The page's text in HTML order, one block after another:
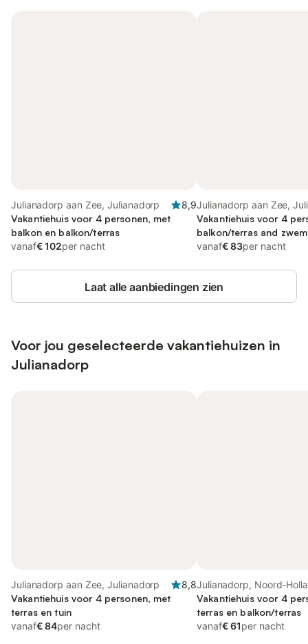
Julianadorp aan Zee, Julianadorp
8,9
Vakantiehuis voor 4 personen, met
balkon en balkon/terras
vanaf€ 102per nacht
Julianadorp aan Zee,
Vakantiehuis voor 4
balkon/terras and
terras
vanaf€ 83per nacht
Laat alle aanbiedingen zien
Voor jou geselecteerde vakantiehuizen in
Julianadorp
Julianadorp aan Zee, Julianadorp
8,8
Vakantiehuis voor 4 personen, met
terras en tuin
vanaf€ 84per nacht
Julianadorp, Noord-
van de Noordzee
Vakantiehuis voor 4
terras en balkon/terras
vanaf€ 61per nacht